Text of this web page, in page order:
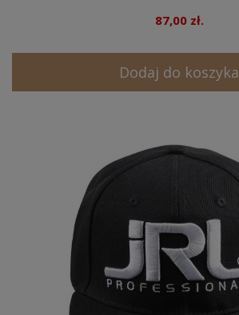
87,00 zł.
Dodaj do koszyka